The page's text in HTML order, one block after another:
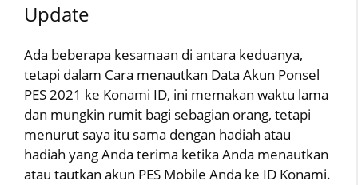
Update
Ada beberapa kesamaan di antara keduanya,
tetapi dalam Cara menautkan Data Akun Ponsel
PES 2021 ke Konami ID, ini memakan waktu lama
dan mungkin rumit bagi sebagian orang, tetapi
menurut saya itu sama dengan hadiah atau
hadiah yang Anda terima ketika Anda menautkan
atau tautkan akun PES Mobile Anda ke ID Konami.